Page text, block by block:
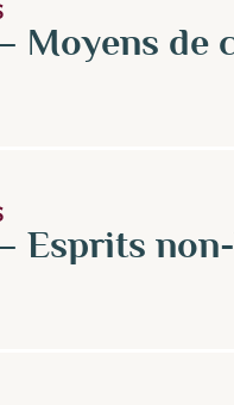
Moyens de
Esprits